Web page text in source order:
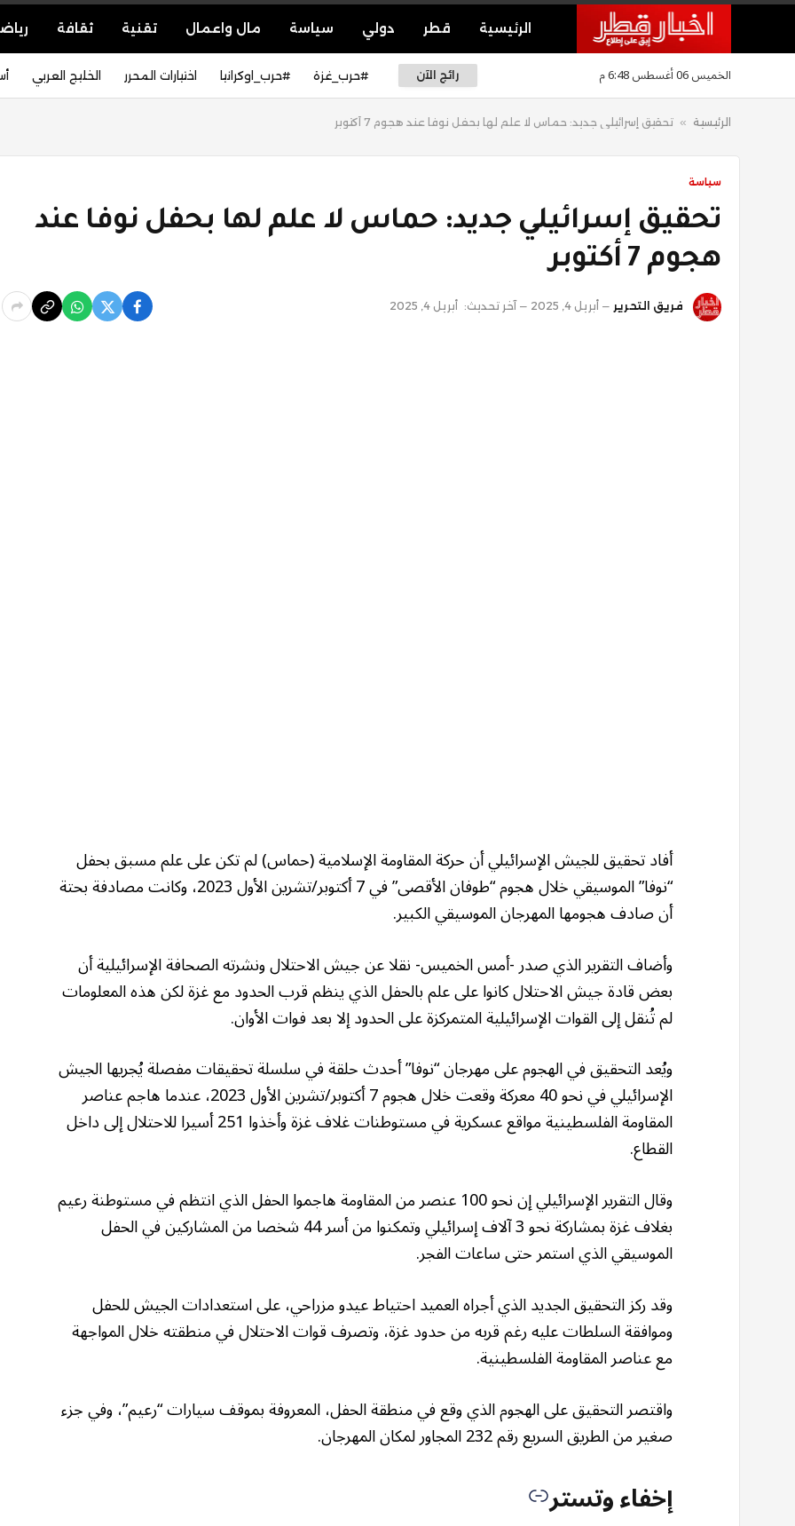
الرئيسية قطر دولي سياسة مال واعمال تقنية ثقافة
الخميس 06 أغسطس 6:48 م رائج الآن #حرب_غزة #حرب_اوكرانيا اختيارات المحرر الخليج العربي
الرئيسية » تحقيق إسرائيلي جديد: حماس لا علم لها بحفل نوفا عند هجوم 7 أكتوبر
سياسة
تحقيق إسرائيلي جديد: حماس لا علم لها بحفل نوفا عند
هجوم 7 أكتوبر
فريق التحرير أبريل 4, 2025 آخر تحديث: أبريل 4, 2025
أفاد تحقيق للجيش الإسرائيلي أن حركة المقاومة الإسلامية (حماس) لم تكن على علم مسبق بحفل
“نوفا” الموسيقي خلال هجوم “طوفان الأقصى” في 7 أكتوبر/تشرين الأول 2023، وكانت مصادفة بحتة
أن صادف هجومها المهرجان الموسيقي الكبير.
وأضاف التقرير الذي صدر -أمس الخميس- نقلا عن جيش الاحتلال ونشرته الصحافة الإسرائيلية أن
بعض قادة جيش الاحتلال كانوا على علم بالحفل الذي ينظم قرب الحدود مع غزة لكن هذه المعلومات
لم تُنقل إلى القوات الإسرائيلية المتمركزة على الحدود إلا بعد فوات الأوان.
ويُعد التحقيق في الهجوم على مهرجان “نوفا” أحدث حلقة في سلسلة تحقيقات مفصلة يُجريها الجيش
الإسرائيلي في نحو 40 معركة وقعت خلال هجوم 7 أكتوبر/تشرين الأول 2023، عندما هاجم عناصر
المقاومة الفلسطينية مواقع عسكرية في مستوطنات غلاف غزة وأخذوا 251 أسيرا للاحتلال إلى داخل
القطاع.
وقال التقرير الإسرائيلي إن نحو 100 عنصر من المقاومة هاجموا الحفل الذي انتظم في مستوطنة رعيم
بغلاف غزة بمشاركة نحو 3 آلاف إسرائيلي وتمكنوا من أسر 44 شخصا من المشاركين في الحفل
الموسيقي الذي استمر حتى ساعات الفجر.
وقد ركز التحقيق الجديد الذي أجراه العميد احتياط عيدو مزراحي، على استعدادات الجيش للحفل
وموافقة السلطات عليه رغم قربه من حدود غزة، وتصرف قوات الاحتلال في منطقته خلال المواجهة
مع عناصر المقاومة الفلسطينية.
واقتصر التحقيق على الهجوم الذي وقع في منطقة الحفل، المعروفة بموقف سيارات “رعيم”، وفي جزء
صغير من الطريق السريع رقم 232 المجاور لمكان المهرجان.
إخفاء وتستر